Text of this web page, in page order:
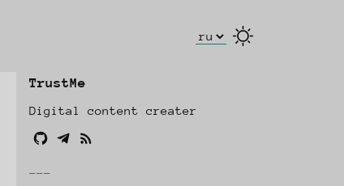
Select Language
TrustMe
Digital content creater
---